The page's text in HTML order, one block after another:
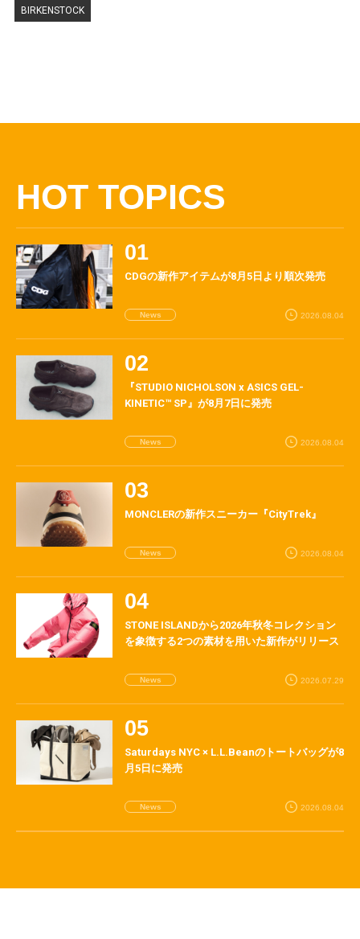
BIRKENSTOCK
HOT TOPICS
CDGの新作アイテムが8月5日より順次発売
News 2026.08.04
『STUDIO NICHOLSON x ASICS GEL-
KINETIC™ SP』が8月7日に発売
News 2026.08.04
MONCLERの新作スニーカー『CityTrek』
News 2026.08.04
STONE ISLANDから2026年秋冬コレクション
を象徴する2つの素材を用いた新作がリリース
News 2026.07.29
Saturdays NYC × L.L.Beanのトートバッグが8
月5日に発売
News 2026.08.04